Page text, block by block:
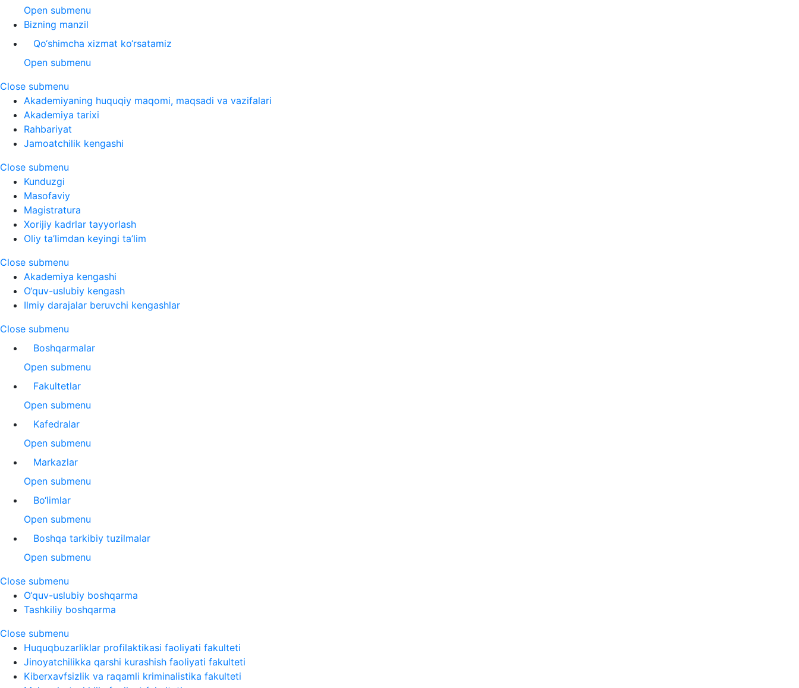
Open submenu
Bizning manzil
Qo‘shimcha xizmat ko‘rsatamiz
Open submenu
Close submenu
Akademiyaning huquqiy maqomi, maqsadi va vazifalari
Akademiya tarixi
Rahbariyat
Jamoatchilik kengashi
Close submenu
Kunduzgi
Masofaviy
Magistratura
Xorijiy kadrlar tayyorlash
Oliy ta’limdan keyingi ta’lim
Close submenu
Akademiya kengashi
O‘quv-uslubiy kengash
Ilmiy darajalar beruvchi kengashlar
Close submenu
Boshqarmalar
Open submenu
Fakultetlar
Open submenu
Kafedralar
Open submenu
Markazlar
Open submenu
Bo‘limlar
Open submenu
Boshqa tarkibiy tuzilmalar
Open submenu
Close submenu
O‘quv-uslubiy boshqarma
Tashkiliy boshqarma
Close submenu
Huquqbuzarliklar profilaktikasi faoliyati fakulteti
Jinoyatchilikka qarshi kurashish faoliyati fakulteti
Kiberxavfsizlik va raqamli kriminalistika fakulteti